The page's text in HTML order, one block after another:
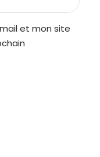
et mon site